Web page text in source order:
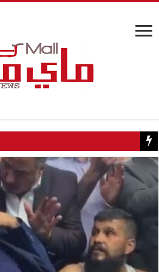
كيف تسبب سائح كويتي في إغلاق منزل